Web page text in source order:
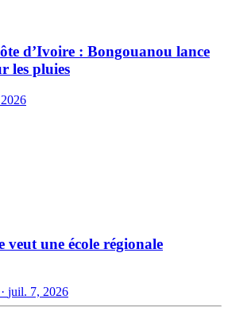
d’Ivoire : Bongouanou lance
les pluies
une école régionale
· juil. 7, 2026